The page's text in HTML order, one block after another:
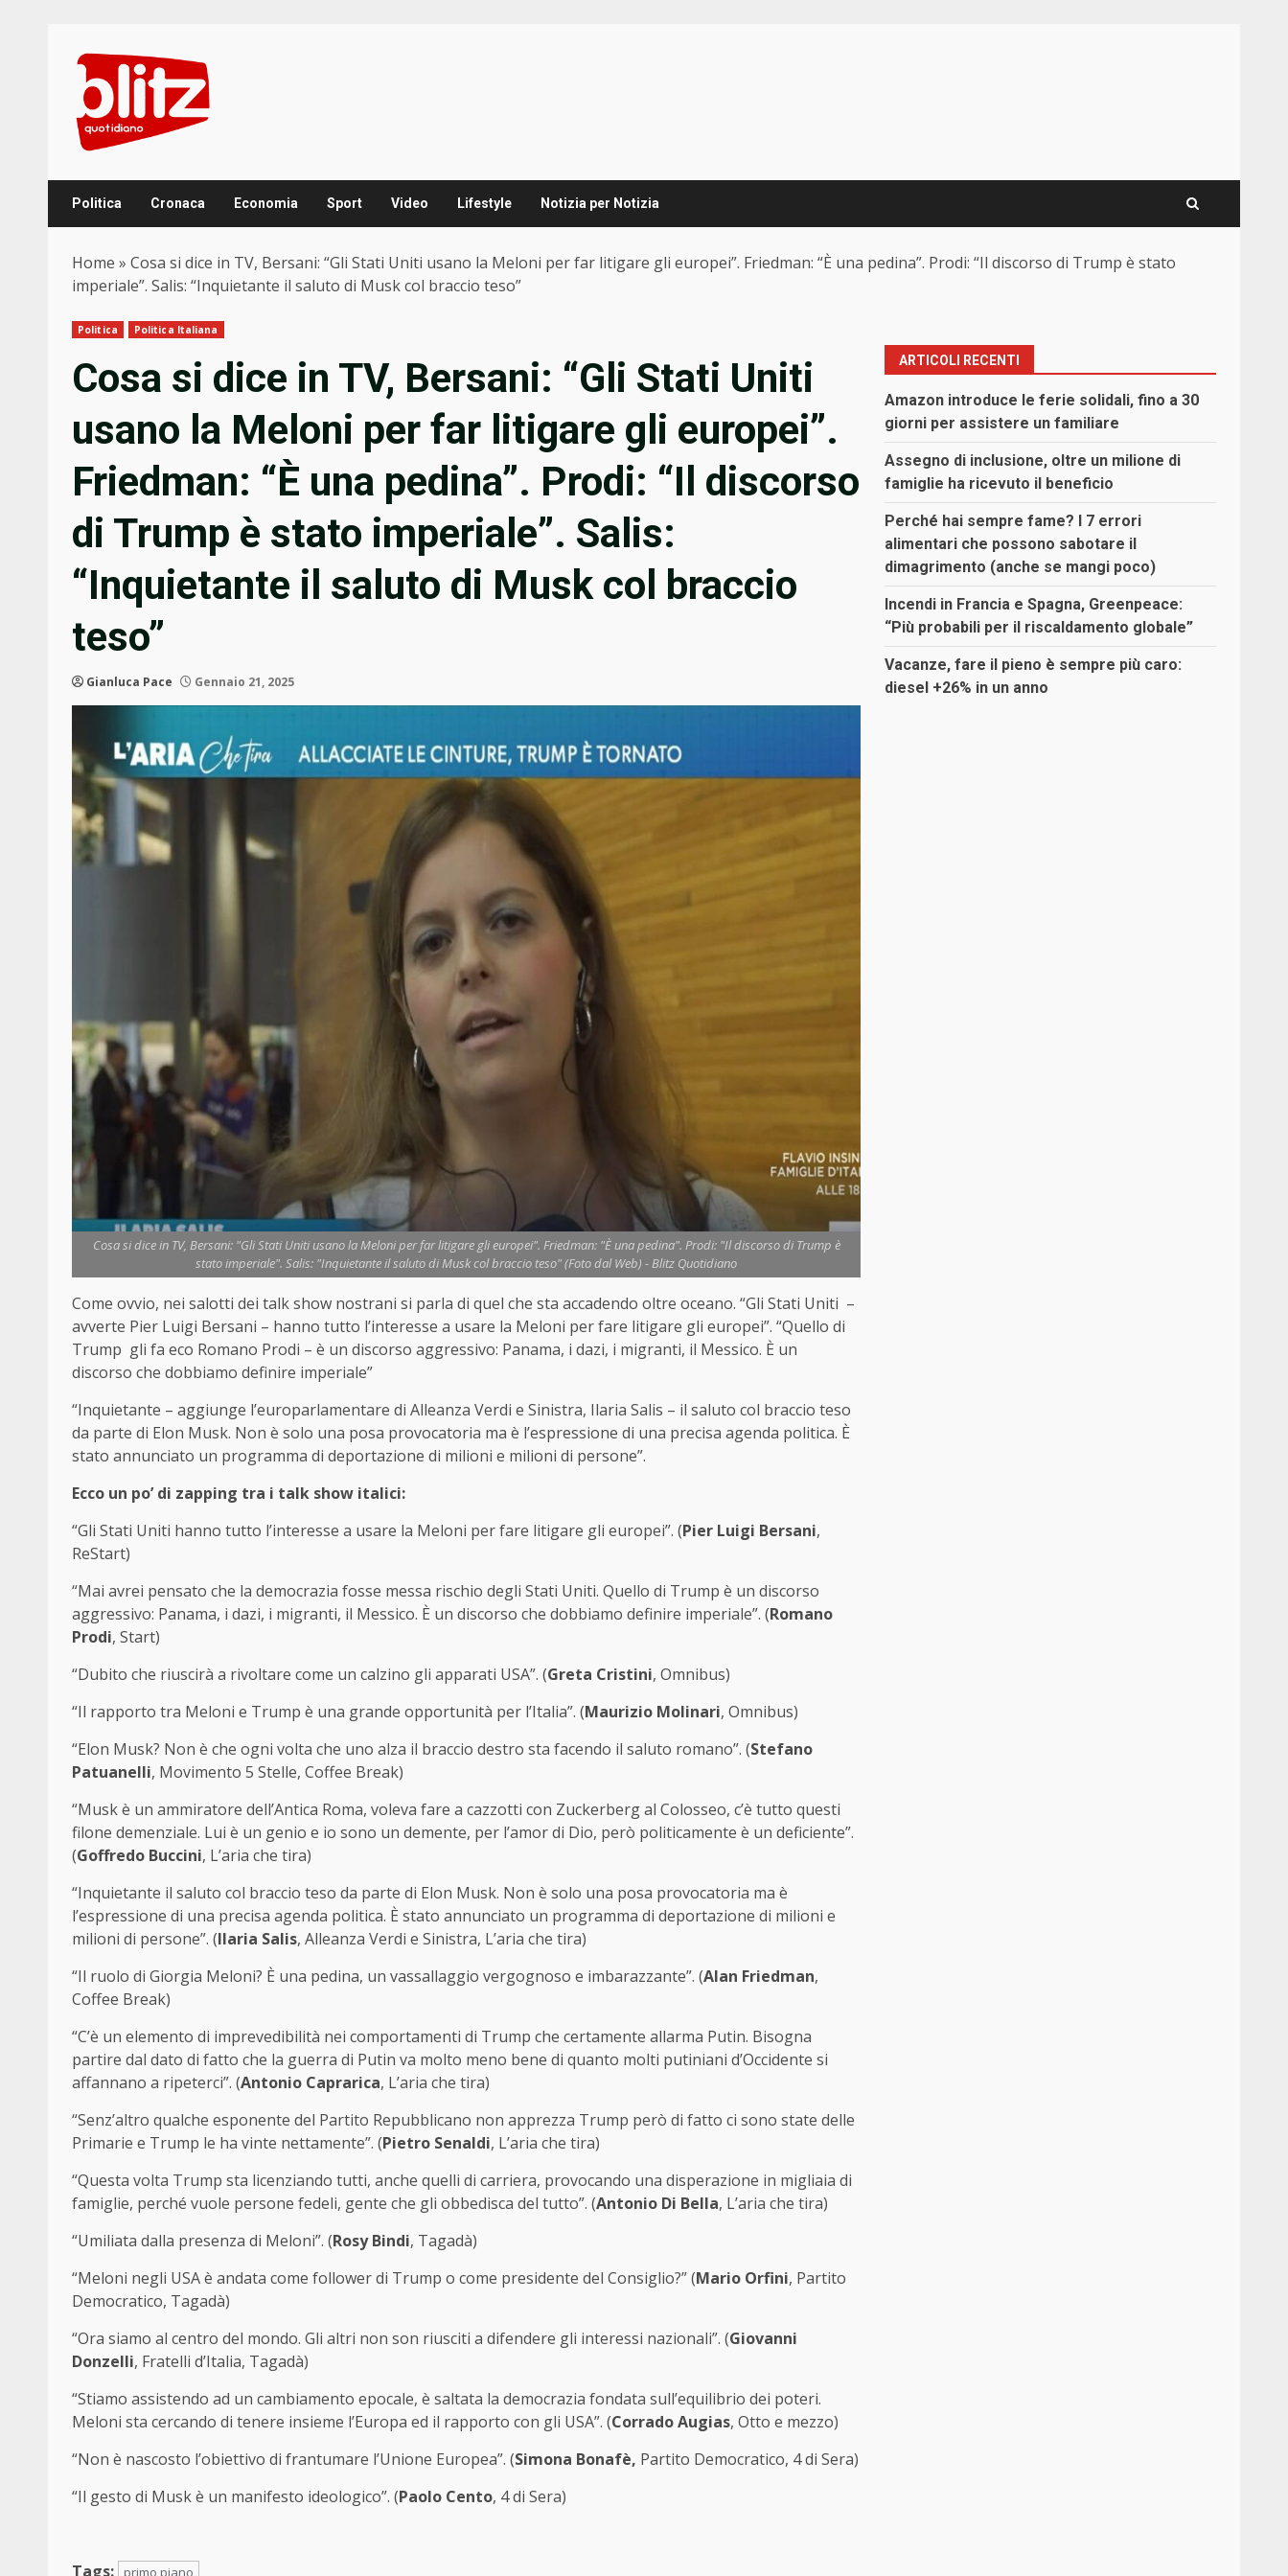
content
Politica Cronaca Economia Sport Video Lifestyle Notizia per Notizia
Home » Cosa si dice in TV, Bersani: “Gli Stati Uniti usano la Meloni per far litigare gli europei”. Friedman: “È una pedina”. Prodi: “Il discorso di Trump è stato
imperiale”. Salis: “Inquietante il saluto di Musk col braccio teso”
Politica Politica Italiana
Cosa si dice in TV, Bersani: “Gli Stati Uniti
usano la Meloni per far litigare gli europei”.
Friedman: “È una pedina”. Prodi: “Il discorso
di Trump è stato imperiale”. Salis:
“Inquietante il saluto di Musk col braccio
teso”
Gianluca Pace Gennaio 21, 2025
Cosa si dice in TV, Bersani: "Gli Stati Uniti usano la Meloni per far litigare gli europei". Friedman: "È una pedina". Prodi: "Il discorso di Trump è
stato imperiale". Salis: "Inquietante il saluto di Musk col braccio teso" (Foto dal Web) - Blitz Quotidiano
Come ovvio, nei salotti dei talk show nostrani si parla di quel che sta accadendo oltre oceano. “Gli Stati Uniti –
avverte Pier Luigi Bersani – hanno tutto l’interesse a usare la Meloni per fare litigare gli europei”. “Quello di
Trump gli fa eco Romano Prodi – è un discorso aggressivo: Panama, i dazi, i migranti, il Messico. È un
discorso che dobbiamo definire imperiale”
“Inquietante – aggiunge l’europarlamentare di Alleanza Verdi e Sinistra, Ilaria Salis – il saluto col braccio teso
da parte di Elon Musk. Non è solo una posa provocatoria ma è l’espressione di una precisa agenda politica. È
stato annunciato un programma di deportazione di milioni e milioni di persone”.
Ecco un po’ di zapping tra i talk show italici:
“Gli Stati Uniti hanno tutto l’interesse a usare la Meloni per fare litigare gli europei”. (Pier Luigi Bersani,
ReStart)
“Mai avrei pensato che la democrazia fosse messa rischio degli Stati Uniti. Quello di Trump è un discorso
aggressivo: Panama, i dazi, i migranti, il Messico. È un discorso che dobbiamo definire imperiale”. (Romano
Prodi, Start)
“Dubito che riuscirà a rivoltare come un calzino gli apparati USA”. (Greta Cristini, Omnibus)
“Il rapporto tra Meloni e Trump è una grande opportunità per l’Italia”. (Maurizio Molinari, Omnibus)
“Elon Musk? Non è che ogni volta che uno alza il braccio destro sta facendo il saluto romano”. (Stefano
Patuanelli, Movimento 5 Stelle, Coffee Break)
“Musk è un ammiratore dell’Antica Roma, voleva fare a cazzotti con Zuckerberg al Colosseo, c’è tutto questi
filone demenziale. Lui è un genio e io sono un demente, per l’amor di Dio, però politicamente è un deficiente”.
(Goffredo Buccini, L’aria che tira)
“Inquietante il saluto col braccio teso da parte di Elon Musk. Non è solo una posa provocatoria ma è
l’espressione di una precisa agenda politica. È stato annunciato un programma di deportazione di milioni e
milioni di persone”. (Ilaria Salis, Alleanza Verdi e Sinistra, L’aria che tira)
“Il ruolo di Giorgia Meloni? È una pedina, un vassallaggio vergognoso e imbarazzante”. (Alan Friedman,
Coffee Break)
“C’è un elemento di imprevedibilità nei comportamenti di Trump che certamente allarma Putin. Bisogna
partire dal dato di fatto che la guerra di Putin va molto meno bene di quanto molti putiniani d’Occidente si
affannano a ripeterci”. (Antonio Caprarica, L’aria che tira)
“Senz’altro qualche esponente del Partito Repubblicano non apprezza Trump però di fatto ci sono state delle
Primarie e Trump le ha vinte nettamente”. (Pietro Senaldi, L’aria che tira)
“Questa volta Trump sta licenziando tutti, anche quelli di carriera, provocando una disperazione in migliaia di
famiglie, perché vuole persone fedeli, gente che gli obbedisca del tutto”. (Antonio Di Bella, L’aria che tira)
“Umiliata dalla presenza di Meloni”. (Rosy Bindi, Tagadà)
“Meloni negli USA è andata come follower di Trump o come presidente del Consiglio?” (Mario Orfini, Partito
Democratico, Tagadà)
“Ora siamo al centro del mondo. Gli altri non son riusciti a difendere gli interessi nazionali”. (Giovanni
Donzelli, Fratelli d’Italia, Tagadà)
“Stiamo assistendo ad un cambiamento epocale, è saltata la democrazia fondata sull’equilibrio dei poteri.
Meloni sta cercando di tenere insieme l’Europa ed il rapporto con gli USA”. (Corrado Augias, Otto e mezzo)
“Non è nascosto l’obiettivo di frantumare l’Unione Europea”. (Simona Bonafè, Partito Democratico, 4 di Sera)
“Il gesto di Musk è un manifesto ideologico”. (Paolo Cento, 4 di Sera)
Tags: primo piano
ARTICOLI RECENTI
Amazon introduce le ferie solidali, fino a 30
giorni per assistere un familiare
Assegno di inclusione, oltre un milione di
famiglie ha ricevuto il beneficio
Perché hai sempre fame? I 7 errori
alimentari che possono sabotare il
dimagrimento (anche se mangi poco)
Incendi in Francia e Spagna, Greenpeace:
“Più probabili per il riscaldamento globale”
Vacanze, fare il pieno è sempre più caro:
diesel +26% in un anno